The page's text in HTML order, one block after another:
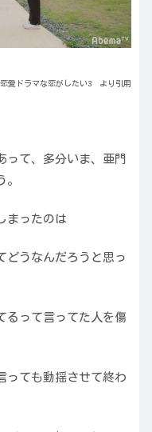
恋愛ドラマな恋がしたい3 より引用
って、多分いま、亜門
まったのは
どうなんだろうと思っ
るって言ってた人を傷
っても動揺させて終わ